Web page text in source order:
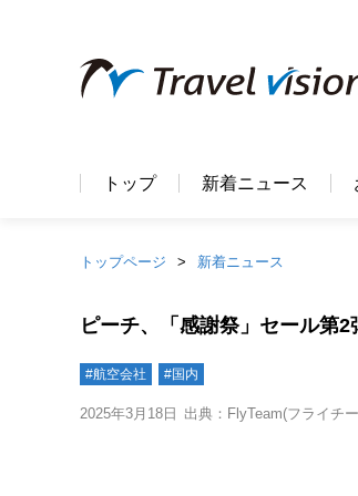
トップ 新着ニュース
トップページ 新着ニュース
ピーチ、「感謝祭」セール第
#航空会社 #国内
2025年3月18日 出典：FlyTeam(フライチ